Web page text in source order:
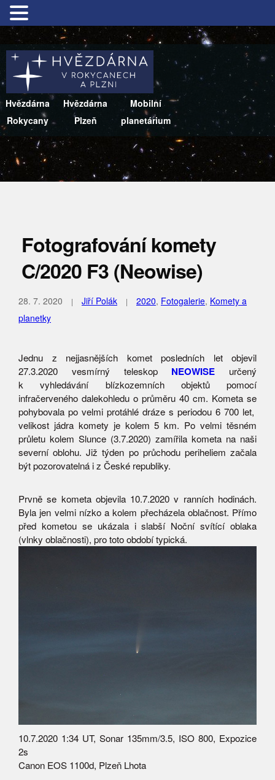
Hvězdárna
Rokycany
Hvězdárna
Plzeň
Mobilní
planetárium
Fotografování komety
C/2020 F3 (Neowise)
28. 7. 2020 Jiří Polák 2020, Fotogalerie, Komety a
planetky
Jednu z nejjasnějších komet posledních let objevil
27.3.2020 vesmírný teleskop NEOWISE určený
k vyhledávání blízkozemních objektů pomocí
infračerveného dalekohledu o průměru 40 cm. Kometa se
pohybovala po velmi protáhlé dráze s periodou 6 700 let,
velikost jádra komety je kolem 5 km. Po velmi těsném
průletu kolem Slunce (3.7.2020) zamířila kometa na naši
severní oblohu. Již týden po průchodu periheliem začala
být pozorovatelná i z České republiky.
Prvně se kometa objevila 10.7.2020 v ranních hodinách.
Byla jen velmi nízko a kolem přecházela oblačnost. Přímo
před kometou se ukázala i slabší Noční svítící oblaka
(vlnky oblačnosti), pro toto období typická.
10.7.2020 1:34 UT, Sonar 135mm/3.5, ISO 800, Expozice
2s
Canon EOS 1100d, Plzeň Lhota